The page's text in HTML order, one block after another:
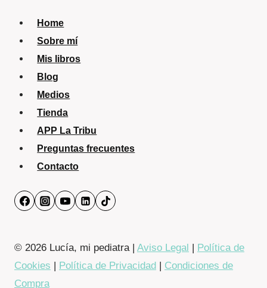
Home
Sobre mí
Mis libros
Blog
Medios
Tienda
APP La Tribu
Preguntas frecuentes
Contacto
© 2026 Lucía, mi pediatra | Aviso Legal | Política de
Cookies | Política de Privacidad | Condiciones de
Compra